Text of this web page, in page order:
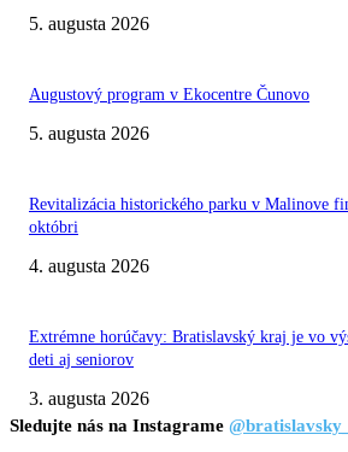
5. augusta 2026
Augustový program v Ekocentre Čunovo
5. augusta 2026
Revitalizácia historického parku v Malinove
októbri
4. augusta 2026
Extrémne horúčavy: Bratislavský kraj je vo
deti aj seniorov
3. augusta 2026
Sledujte nás na Instagrame